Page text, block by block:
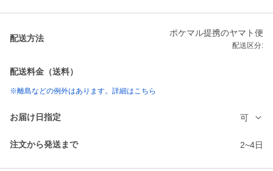
配送方法
ポケマル提携のヤマト便
配送区分:
配送料金（送料）
※離島などの例外はあります。詳細はこちら
お届け日指定 可
注文から発送まで 2~4日